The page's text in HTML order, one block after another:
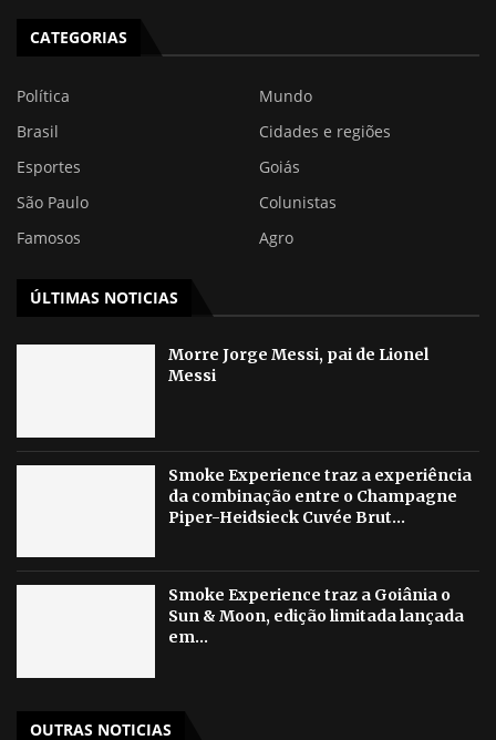
CATEGORIAS
Política
Mundo
Brasil
Cidades e regiões
Esportes
Goiás
São Paulo
Colunistas
Famosos
Agro
ÚLTIMAS NOTICIAS
Morre Jorge Messi, pai de Lionel
Messi
Smoke Experience traz a experiência
da combinação entre o Champagne
Piper-Heidsieck Cuvée Brut...
Smoke Experience traz a Goiânia o
Sun & Moon, edição limitada lançada
em...
OUTRAS NOTICIAS